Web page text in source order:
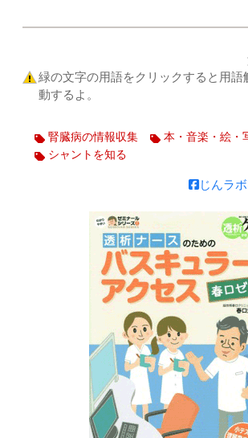
緑の文字の用語をクリックすると用語
動するよ。
腎臓病の情報収集
本・音楽・絵・
シャントを知る
じんラ